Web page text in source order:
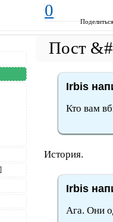
0
Irbis
Кто вам
История.
Irbis
Ага. Они